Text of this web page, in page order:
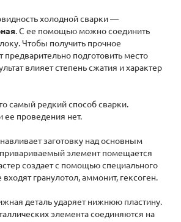
холодной сварки —
. С ее помощью можно соединить
Чтобы получить прочное
предварительно подготовить место
влияет степень сжатия и характер
самый редкий способ сварки.
ее проведения нет.
заготовку над основным
элемент помещается
создает с помощью специального
гранулотол, аммонит, гексоген.
деталь ударяет нижнюю пластину.
элемента соединяются на